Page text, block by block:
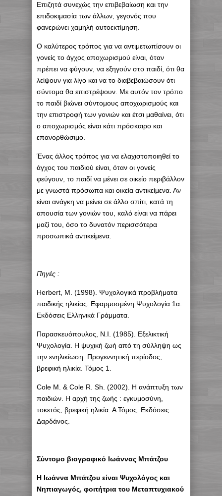
Επιζητά συνεχώς την επιβεβαίωση και την
επιδοκιμασία των άλλων, γεγονός που
φανερώνει χαμηλή αυτοεκτίμηση.
Ο καλύτερος τρόπος για να αντιμετωπίσουν οι
γονείς το άγχος αποχωρισμού είναι, όταν
πρέπει να φύγουν, να εξηγούν στο παιδί, ότι θα
λείψουν για λίγο και να το διαβεβαιώσουν ότι
σύντομα θα επιστρέψουν. Με αυτόν τον τρόπο
το παιδί βιώνει σύντομους αποχωρισμούς και
την επιστροφή των γονιών και έτσι μαθαίνει, ότι
ο αποχωρισμός είναι κάτι πρόσκαιρο και
επανορθώσιμο.
Ένας άλλος τρόπος για να ελαχιστοποιηθεί το
άγχος του παιδιού είναι, όταν οι γονείς
φεύγουν, το παιδί να μένει σε οικείο περιβάλλον
με γνωστά πρόσωπα και οικεία αντικείμενα. Αν
είναι ανάγκη να μείνει σε άλλο σπίτι, κατά τη
απουσία των γονιών του, καλό είναι να πάρει
μαζί του, όσο το δυνατόν περισσότερα
προσωπικά αντικείμενα.
Πηγές :
Herbert, M. (1998). Ψυχολογικά προβλήματα
παιδικής ηλικίας. Εφαρμοσμένη Ψυχολογία 1α.
Εκδόσεις Ελληνικά Γράμματα.
Παρασκευόπουλος, Ν.Ι. (1985). Εξελικτική
Ψυχολογία. Η ψυχική ζωή από τη σύλληψη ως
την ενηλικίωση. Προγεννητική περίοδος,
βρεφική ηλικία. Τόμος 1.
Cole M. & Cole R. Sh. (2002). Η ανάπτυξη των
παιδιών. Η αρχή της ζωής : εγκυμοσύνη,
τοκετός, βρεφική ηλικία. Α Τόμος. Εκδόσεις
Δαρδάνος.
Σύντομο βιογραφικό Ιωάννας Μπάτζου
H Ιωάννα Μπάτζου είναι Ψυχολόγος και
Νηπιαγωγός, φοιτήτρια του Μεταπτυχιακού